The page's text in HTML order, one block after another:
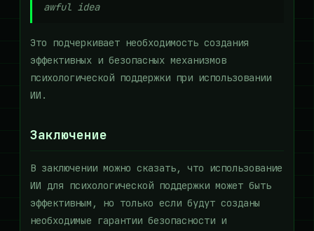
awful idea
Это подчеркивает необходимость создания
эффективных и безопасных механизмов
психологической поддержки при использовании
ИИ.
Заключение
В заключении можно сказать, что использование
ИИ для психологической поддержки может быть
эффективным, но только если будут созданы
необходимые гарантии безопасности и